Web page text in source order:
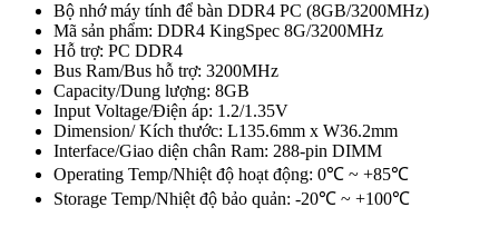
Bộ nhớ máy tính để bàn DDR4 PC (8GB/3200MHz)
Mã sản phẩm: DDR4 KingSpec 8G/3200MHz
Hỗ trợ: PC DDR4
Bus Ram/Bus hỗ trợ: 3200MHz
Capacity/Dung lượng: 8GB
Input Voltage/Điện áp: 1.2/1.35V
Dimension/ Kích thước: L135.6mm x W36.2mm
Interface/Giao diện chân Ram: 288-pin DIMM
Operating Temp/Nhiệt độ hoạt động: 0℃ ~ +85℃
Storage Temp/Nhiệt độ bảo quản: -20℃ ~ +100℃